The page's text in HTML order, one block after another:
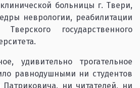
больницы г. Твери,
неврологии, реабилитации
государственного
удивительно трогательное
равнодушными ни студентов
ни читателей, ни